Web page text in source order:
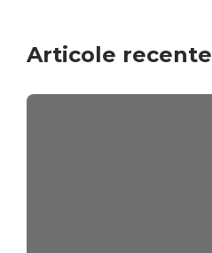
Articole recente